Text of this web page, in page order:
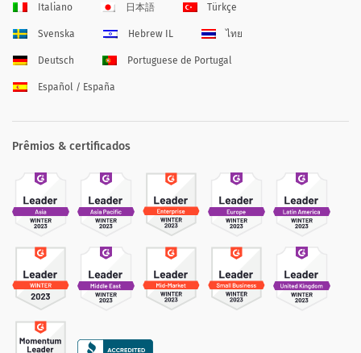
Italiano 日本語 Türkçe
Svenska Hebrew IL ไทย
Deutsch Portuguese de Portugal
Español / España
Prêmios & certificados